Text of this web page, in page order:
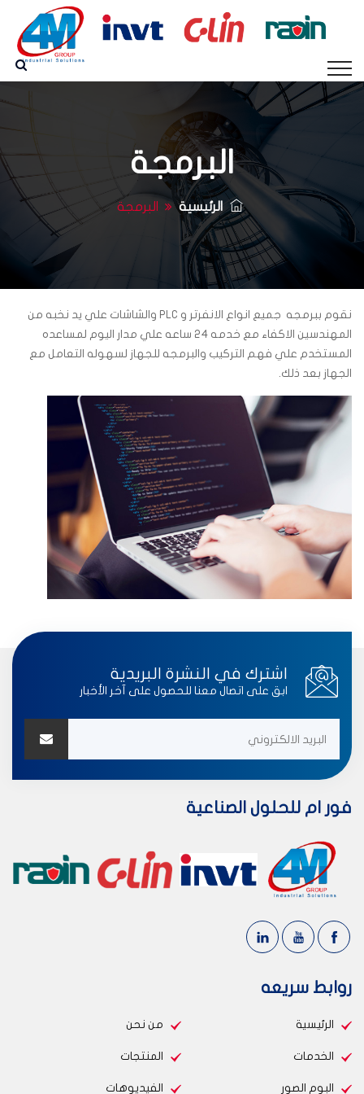
البرمجة
الرئيسية البرمجة
نقوم ببرمجه جميع انواع الانفرتر و PLC والشاشات علي يد نخبه من
المهندسين الاكفاء مع خدمه 24 ساعه علي مدار اليوم لمساعده
المستخدم علي فهم التركيب والبرمجه للجهاز لسهوله التعامل مع
الجهاز بعد ذلك.
اشترك في النشرة البريدية
ابق على اتصال معنا للحصول على آخر الأخبار
فور ام للحلول الصناعية
روابط سريعه
الرئيسية من نحن
الخدمات المنتجات
البوم الصور الفيديوهات